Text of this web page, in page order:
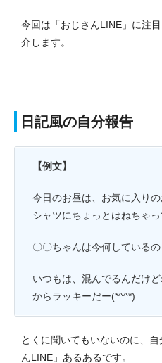
今回は「おじさんLINE」に注
介します。
日記風の自分報告
【例文】
今日のお昼は、お気に入り
シャツにちょっとはねちゃ
〇〇ちゃんは今何している
いつもは、混んでるんだけ
からラッキーだー(*^^*)
とくに聞いてもいないのに、
んLINE」あるあるです。